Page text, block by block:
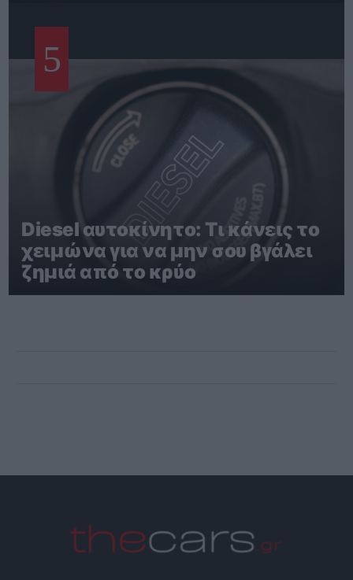
5
Diesel αυτοκίνητο: Τι κάνεις το
χειμώνα για να μην σου βγάλει
ζημιά από το κρύο